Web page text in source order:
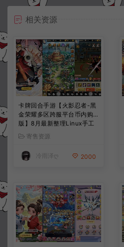
相关资源
卡牌回合手游【火影忍者-黑
金荣耀多区跨服平台币内购
版】8月最新整理Linux手工
服务端+CDK授权后台+安卓
+详细搭建教程+视频教程
寄售资源
冷雨泽ღ 2000